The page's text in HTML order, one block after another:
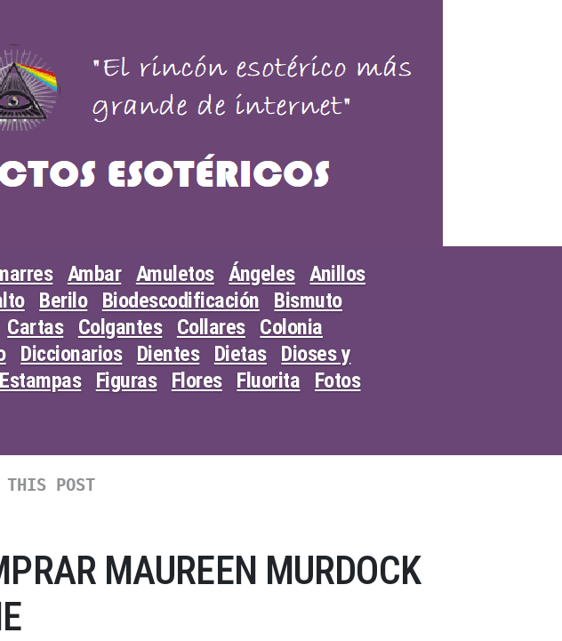
Ambar Amuletos Ángeles Anillos
Berilo Biodescodificación
Bismuto
Cartas Colgantes Collares
Colonia
Diccionarios Dientes Dietas
Dioses y
Estampas Figuras Flores Fluorita
Fotos
THIS POST
MAUREEN MURDOCK